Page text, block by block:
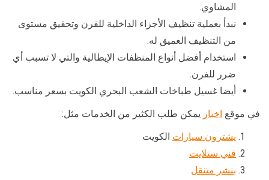
المشاوي.
نبدأ بعملية تنظيف الأجزاء الداخلية للفرن وتحقيق مستوى
من التنظيف العميق له.
استخدام أفضل أنواع المنظفات الإيطالية والتي لا تسبب أي
ضرر للفرن.
أيضا غسيل طباخات الشعب البحري الكويت بسعر مناسب.
في موقع اخبار يمكن طلب الكثير من الخدمات مثل:
يشترون سيارات الكويت
فني ستلايت
بنشر متنقل